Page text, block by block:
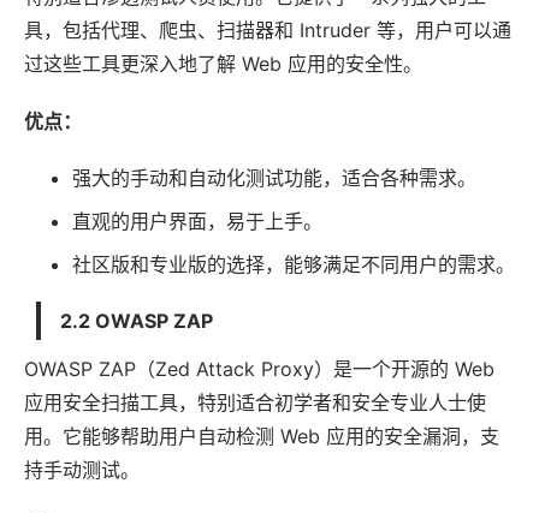
具，包括代理、爬虫、扫描器和 Intruder 等，用户可以通
过这些工具更深入地了解 Web 应用的安全性。
优点：
强大的手动和自动化测试功能，适合各种需求。
直观的用户界面，易于上手。
社区版和专业版的选择，能够满足不同用户的需求。
2.2 OWASP ZAP
OWASP ZAP（Zed Attack Proxy）是一个开源的 Web
应用安全扫描工具，特别适合初学者和安全专业人士使
用。它能够帮助用户自动检测 Web 应用的安全漏洞，支
持手动测试。